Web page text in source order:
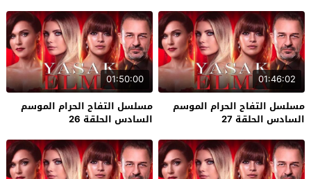
01:46:02
مسلسل التفاح الحرام الموسم
السادس الحلقة 27
01:50:00
مسلسل التفاح الحرام الموسم
السادس الحلقة 26